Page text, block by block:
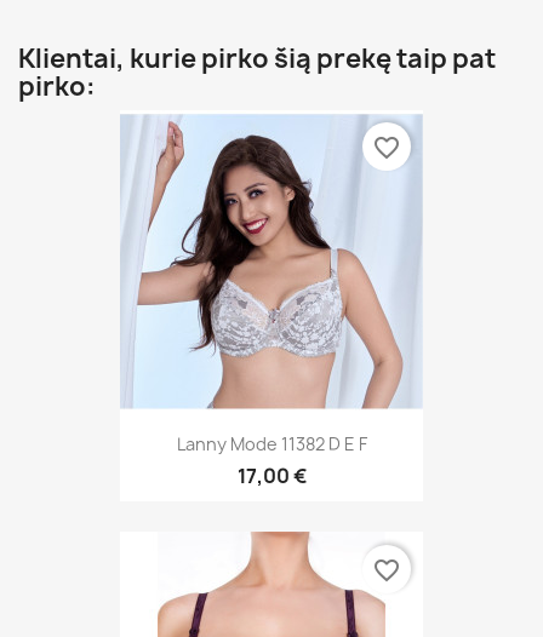
Klientai, kurie pirko šią prekę taip pat
pirko:
Lanny Mode 11382 D E F
17,00 €
favorite_border
favorite_border